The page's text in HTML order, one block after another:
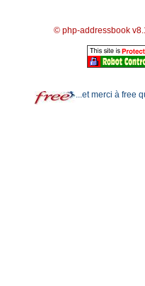
© php-addressbook
...et merci à free